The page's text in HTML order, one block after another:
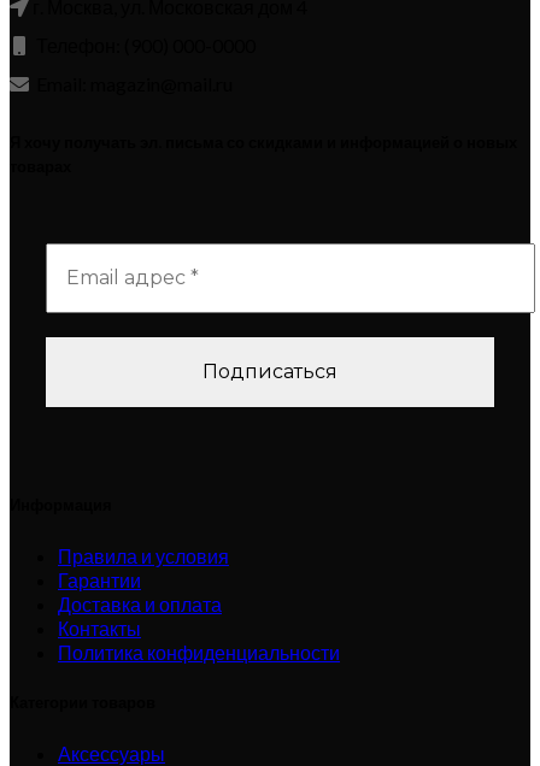
Правила и условия
Гарантии
Доставка и оплата
Контакты
Политика конфиденциальности
Аксессуары